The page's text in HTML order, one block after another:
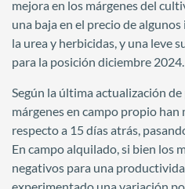
mejora en los márgenes del
una baja en el precio de
la urea y herbicidas, y una leve
para la posición diciembre 2024.
Según la última actualización
márgenes en campo propio
respecto a 15 días atrás,
En campo alquilado, si bien los
negativos para una
experimentado una variación